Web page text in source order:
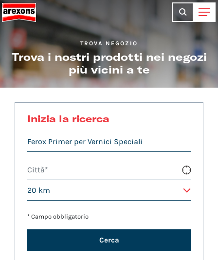
TROVA NEGOZIO
Trova i nostri prodotti nei negozi
più vicini a te
Inizia la ricerca
* Campo obbligatorio
Cerca